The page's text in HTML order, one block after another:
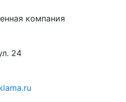
компания
24